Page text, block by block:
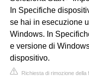
In Specifiche
se hai in esecuzione
Windows. In
e versione di
dispositivo.
Richiesta di rimozione della